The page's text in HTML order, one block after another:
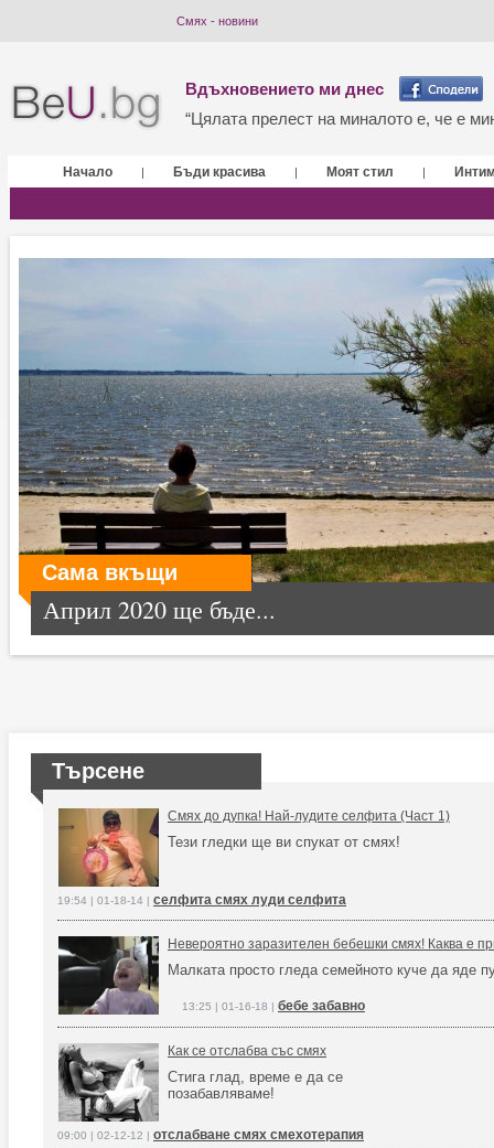
Смях - новини
Вдъхновението ми днес
“Цялата прелест на миналото е, че е
Начало | Бъди красива | Моят стил |
Сама вкъщи
Април 2020 ще бъде...
Търсене
Смях до дупка! Най-лудите селфита (Част 1)
Тези гледки ще ви спукат от смях!
19:54 | 01-18-14 | селфита смях луди селфита
Невероятно заразителен бебешки смях! Каква е
Малката просто гледа семейното куче да яде
13:25 | 01-16-18 | бебе забавно
Как се отслабва със смях
Стига глад, време е да се
позабавляваме!
09:00 | 02-12-12 | отслабване смях смехотерапия